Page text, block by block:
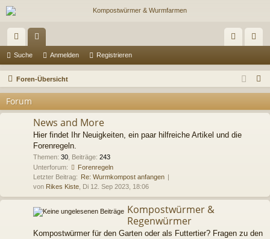
ch
ne
llz
ug
en m
el
de
ist
rie
re
Suche Anmelden Registrieren
Foren-Übersicht
u
Forum
News and More
Hier findet Ihr Neuigkeiten, ein paar hilfreiche Artikel und die
Forenregeln.
Themen: 30 Beiträge: 243
Unterforum:
Forenregeln
Letzter Beitrag: Re: Wurmkompost anfangen
von Rikes Kiste , Di 12. Sep 2023, 18:06
Kompostwürmer &
Regenwürmer
Kompostwürmer für den Garten oder als Futtertier? Fragen zu den